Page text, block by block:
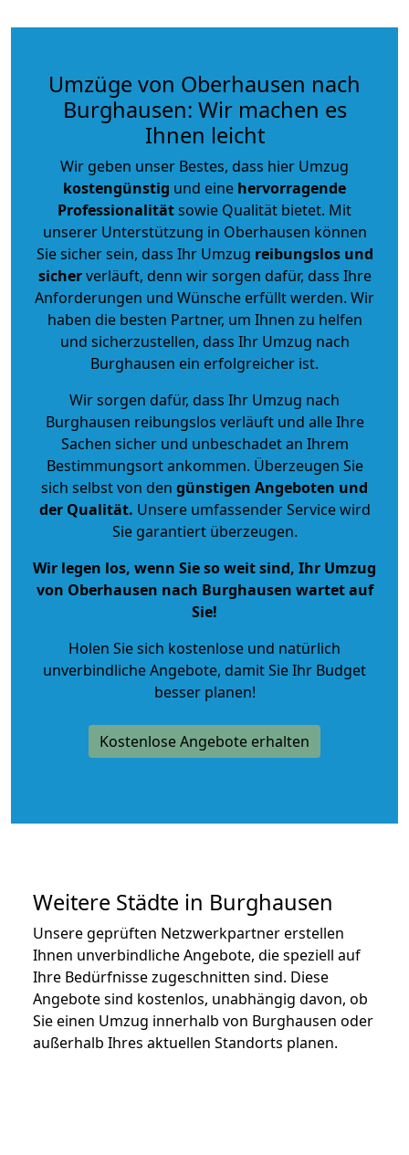
Umzüge von Oberhausen nach
Burghausen: Wir machen es
Ihnen leicht
Wir geben unser Bestes, dass hier Umzug
kostengünstig und eine hervorragende
Professionalitätsowie Qualität bietet. Mit
unserer Unterstützung in Oberhausen können
Sie sicher sein, dass Ihr Umzug reibungslos und
sicherverläuft, denn wir sorgen dafür, dass Ihre
Anforderungen und Wünsche erfüllt werden. Wir
haben die besten Partner, um Ihnen zu helfen
und sicherzustellen, dass Ihr Umzug nach
Burghausen ein erfolgreicher ist.
Wir sorgen dafür, dass Ihr Umzug nach
Burghausen reibungslos verläuft und alle Ihre
Sachen sicher und unbeschadet an Ihrem
Bestimmungsort ankommen. Überzeugen Sie
sich selbst von den günstigen Angeboten und
der Qualität. Unsere umfassender Service wird
Sie garantiert überzeugen.
Wir legen los, wenn Sie so weit sind, Ihr Umzug
von Oberhausen nach Burghausen wartet auf
Sie!
Holen Sie sich kostenlose und natürlich
unverbindliche Angebote, damit Sie Ihr Budget
besser planen!
Kostenlose Angebote erhalten
Weitere Städte in Burghausen
Unsere geprüften Netzwerkpartner erstellen
Ihnen unverbindliche Angebote, die speziell auf
Ihre Bedürfnisse zugeschnitten sind. Diese
Angebote sind kostenlos, unabhängig davon, ob
Sie einen Umzug innerhalb von Burghausen oder
außerhalb Ihres aktuellen Standorts planen.